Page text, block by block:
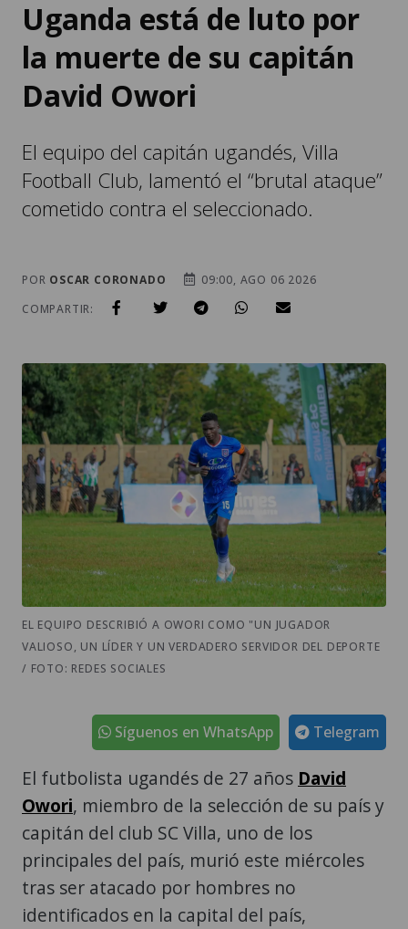
Uganda está de luto por
la muerte de su capitán
David Owori
El equipo del capitán ugandés, Villa
Football Club, lamentó el “brutal ataque”
cometido contra el seleccionado.
POR OSCAR CORONADO
09:00, AGO 06 2026
COMPARTIR:
EL EQUIPO DESCRIBIÓ A OWORI COMO "UN JUGADOR
VALIOSO, UN LÍDER Y UN VERDADERO SERVIDOR DEL DEPORTE
/ FOTO: REDES SOCIALES
Telegram
Síguenos en WhatsApp
El futbolista ugandés de 27 años David
Owori, miembro de la selección de su país y
capitán del club SC Villa, uno de los
principales del país, murió este miércoles
tras ser atacado por hombres no
identificados en la capital del país,